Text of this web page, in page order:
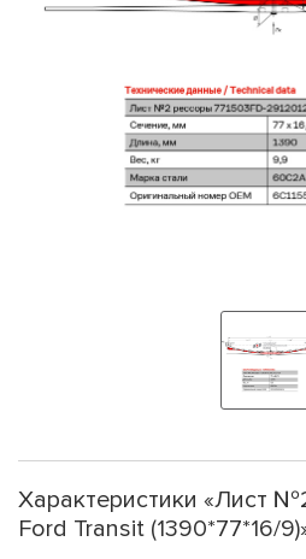
Характеристики «Лист
Ford Transit (1390*77*16/